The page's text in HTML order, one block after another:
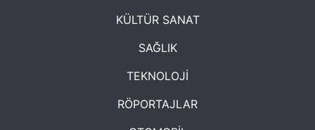
KÜLTÜR SANAT
SAĞLIK
TEKNOLOJİ
RÖPORTAJLAR